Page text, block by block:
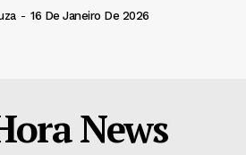
- 16 De Janeiro De 2026
News